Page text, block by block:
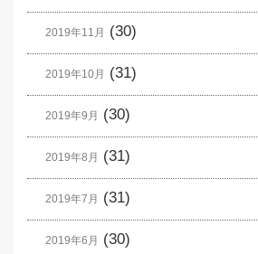
2019年11月 (30)
2019年10月 (31)
2019年9月 (30)
2019年8月 (31)
2019年7月 (31)
2019年6月 (30)